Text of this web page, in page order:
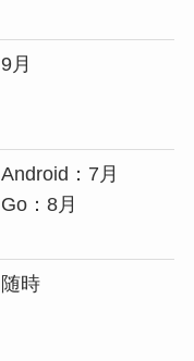
9月
Android：7月
Go：8月
随時